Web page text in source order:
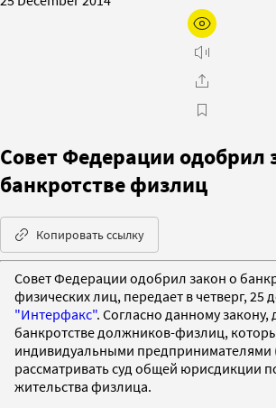
Совет Федерации одобрил
банкротстве физлиц
Копировать ссылку
Совет Федерации одобрил закон о
физических лиц, передает в четверг, 25
"Интерфакс". Согласно данному закону,
банкротстве должников-физлиц,
индивидуальными предпринимателями
рассматривать суд общей юрисдикции
жительства физлица.